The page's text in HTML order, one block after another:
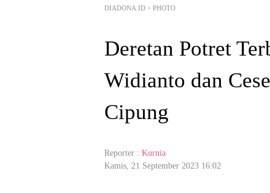
DIADONA.ID > PHOTO
Deretan Potret
Widianto dan
Cipung
Reporter : Kurnia
Kamis, 21 September 2023 16:02